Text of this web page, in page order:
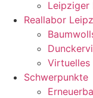
Leipziger
Reallabor
Virtuelles
Schwerpunkte